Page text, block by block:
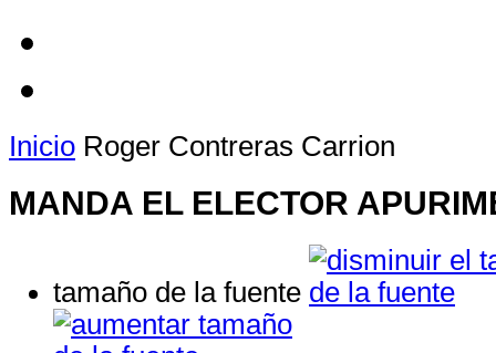
Inicio Roger Contreras Carrion
MANDA EL ELECTOR
tamaño de la fuente